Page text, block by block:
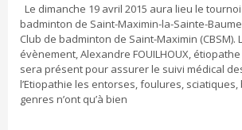
Le dimanche 19 avril 2015 aura lieu le
badminton de Saint-Maximin-la-Sainte-
Club de badminton de Saint-Maximin (CBSM).
évènement, Alexandre FOUILHOUX,
sera présent pour assurer le suivi médical
l’Etiopathie les entorses, foulures,
genres n’ont qu’à bien